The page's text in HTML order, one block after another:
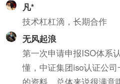
凡*
技术杠杠滴，长期合作
无风起浪
第一次申请申报ISO体系
懂，中证集团iso认证公
的资料，总体来说很满意